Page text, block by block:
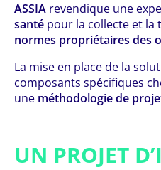
ASSIA revendique une
santé pour la collecte et la
normes propriétaires des
La mise en place de la
composants spécifiques
une méthodologie de
UN PROJET